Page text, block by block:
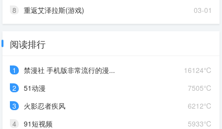
03-01
8 重返艾泽拉斯(游戏)
阅读排行
16124℃
1
禁漫社 手机版非常流行的漫...
7505℃
2
51动漫
6212℃
3
火影忍者疾风
5933℃
4
91短视频